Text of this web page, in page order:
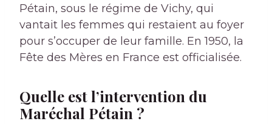
Pétain, sous le régime de Vichy, qui
vantait les femmes qui restaient au foyer
pour s’occuper de leur famille. En 1950, la
Fête des Mères en France est officialisée.
Quelle est l’intervention du
Maréchal Pétain ?